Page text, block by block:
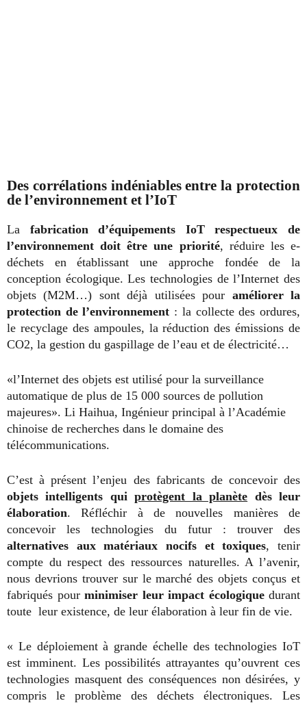
Des corrélations indéniables entre la protection
de l’environnement et l’IoT
La fabrication d’équipements IoT respectueux de
l’environnement doit être une priorité, réduire les e-
déchets en établissant une approche fondée de la
conception écologique. Les technologies de l’Internet des
objets (M2M…) sont déjà utilisées pour améliorer la
protection de l’environnement : la collecte des ordures,
le recyclage des ampoules, la réduction des émissions de
CO2, la gestion du gaspillage de l’eau et de électricité…
«l’Internet des objets est utilisé pour la surveillance
automatique de plus de 15 000 sources de pollution
majeures». Li Haihua, Ingénieur principal à l’Académie
chinoise de recherches dans le domaine des
télécommunications.
C’est à présent l’enjeu des fabricants de concevoir des
objets intelligents quiprotègent la planète dès leur
élaboration. Réfléchir à de nouvelles manières de
concevoir les technologies du futur : trouver des
alternatives aux matériaux nocifs et toxiques, tenir
compte du respect des ressources naturelles. A l’avenir,
nous devrions trouver sur le marché des objets conçus et
fabriqués pour minimiser leur impact écologiquedurant
toute leur existence, de leur élaboration à leur fin de vie.
« Le déploiement à grande échelle des technologies IoT
est imminent. Les possibilités attrayantesqu’ouvrent ces
technologies masquent des conséquences non désirées, y
compris le problème des déchets électroniques. Les